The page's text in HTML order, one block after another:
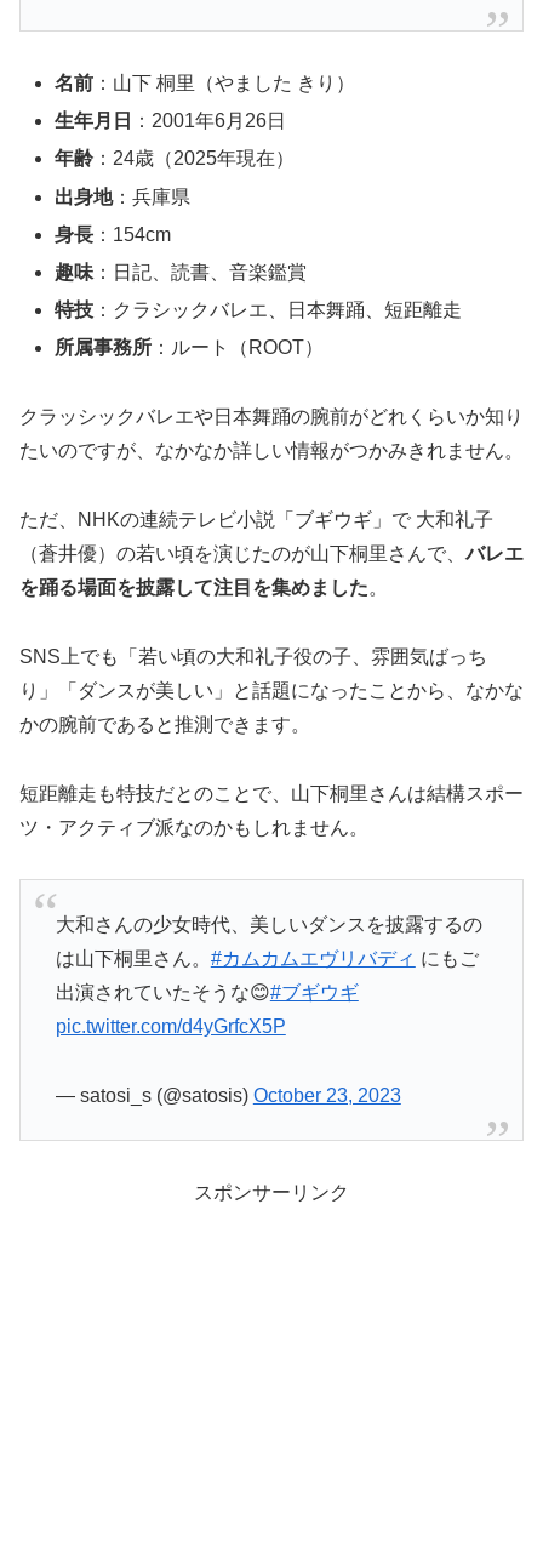
名前 ：山下 桐里（やました きり）
生年月日
：2001年6月26日
年齢 ：24歳（2025年現在）
出身地：兵庫県
身長 ：154cm
趣味 ：日記、読書、音楽鑑賞
特技 ：クラシックバレエ、日本舞踊、短距離走
所属事務所 ：ルート（ROOT）
クラッシックバレエや日本舞踊の腕前がどれくらいか知り
たいのですが、なかなか詳しい情報がつかみきれません。
ただ、NHKの連続テレビ小説「ブギウギ」で 大和礼子
（蒼井優）の若い頃を演じたのが山下桐里さんで、バレエ
を踊る場面を披露して注目を集めました。
SNS上でも「若い頃の大和礼子役の子、雰囲気ばっち
り」「ダンスが美しい」と話題になったことから、なかな
かの腕前であると推測できます。
短距離走も特技だとのことで、山下桐里さんは結構スポー
ツ・アクティブ派なのかもしれません。
大和さんの少女時代、美しいダンスを披露するの
は山下桐里さん。 #カムカムエヴリバディ にもご
出演されていたそうな😊#ブギウギ
pic.twitter.com/d4yGrfcX5P
— satosi_s (@satosis) October 23, 2023
スポンサーリンク